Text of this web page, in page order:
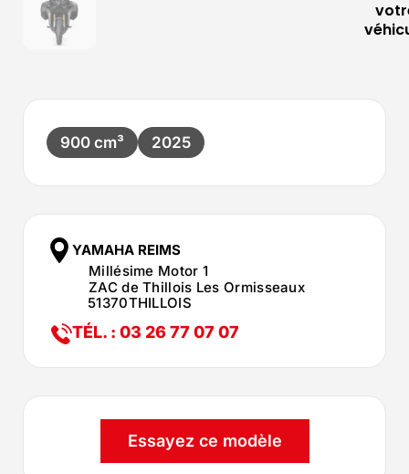
900 cm³ 2025
YAMAHA REIMS
Millésime Motor 1
ZAC de Thillois Les Ormisseaux
51370THILLOIS
TÉL. : 03 26 77 07 07
Essayez ce modèle